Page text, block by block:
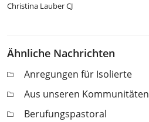
Christina Lauber CJ
Ähnliche Nachrichten
Anregungen für Isolierte
Aus unseren Kommunitäten
Berufungspastoral